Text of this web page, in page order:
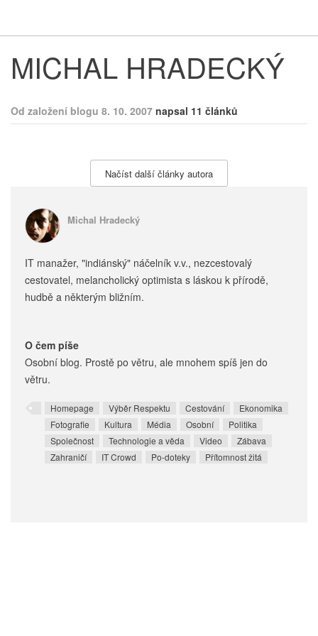
MICHAL HRADECKÝ
Od založení blogu 8. 10. 2007 napsal 11 článků
Načíst další články autora
Michal Hradecký
IT manažer, "indiánský" náčelník v.v., nezcestovalý
cestovatel, melancholický optimista s láskou k přírodě,
hudbě a některým bližním.
O čem píše
Osobní blog. Prostě po větru, ale mnohem spíš jen do
větru.
Homepage Výběr Respektu Cestování
Ekonomika
Fotografie
Kultura Média Osobní
Politika
Společnost
Technologie a věda Video
Zábava
Zahraničí
IT Crowd Po-doteky Přítomnost žitá